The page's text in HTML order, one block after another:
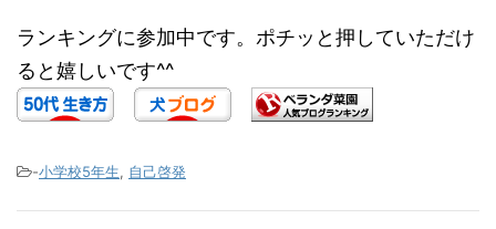
ランキングに参加中です。ポチッと押していただけ
ると嬉しいです^^
-小学校5年生, 自己啓発